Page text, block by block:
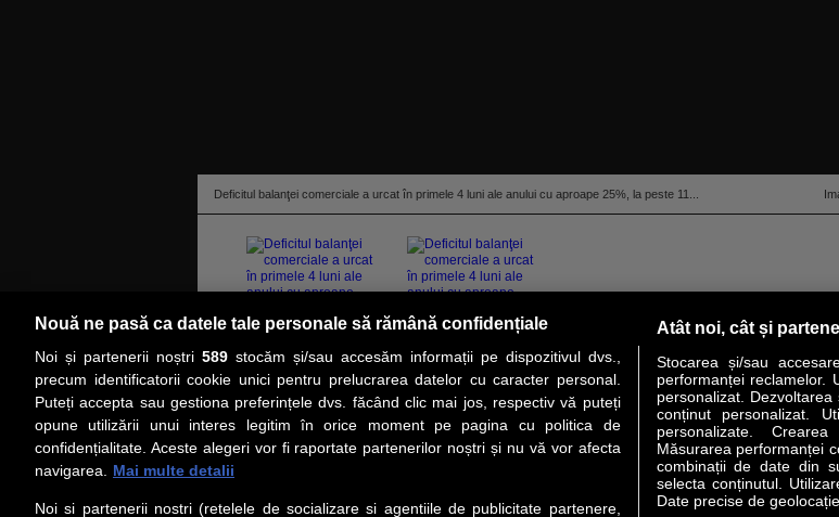
Deficitul balanţei comerciale a urcat în primele 4 luni ale anului cu aproape 25%, la peste 11...
citeşte toată ştirea
PRIMA PAGINĂ COVER STORY LIDERI ANALIZE HI-TECH
Social
Nouă ne pasă ca datele tale personale să rămână confidențiale
Noi și partenerii noștri 589stocăm și/sau accesăm informații pe dispozitivul dvs.,
precum identificatorii cookie unici pentru prelucrarea datelor cu caracter personal.
Puteți accepta sau gestiona preferințele dvs. făcând clic mai jos, respectiv vă puteți
opune utilizării unui interes legitim în orice moment pe pagina cu politica de
confidențialitate. Aceste alegeri vor fi raportate partenerilor noștri și nu vă vor afecta
navigarea.
Mai multe detalii
Noi si partenerii nostri (retelele de socializare si agentiile de publicitate partenere,
Atât noi, cât și
Stocarea și/sau
performanței reclamelor.
personalizat.
conținut personalizat.
personalizate.
Măsurarea performanței
combinații de date din
selecta conținutul.
Date precise de